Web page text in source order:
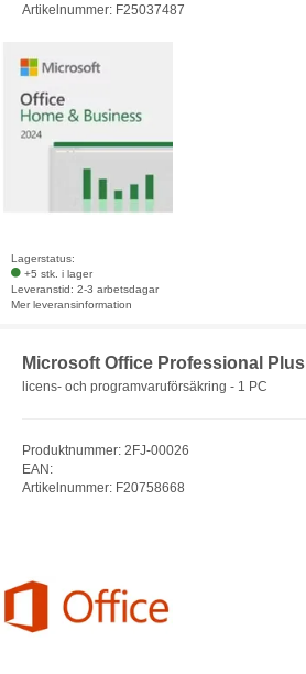
Artikelnummer: F25037487
Lagerstatus:
+5 stk. i lager
Leveranstid: 2-3 arbetsdagar
Mer leveransinformation
Microsoft Office Professional Plus
licens- och programvaruförsäkring - 1 PC
Produktnummer: 2FJ-00026
EAN:
Artikelnummer: F20758668